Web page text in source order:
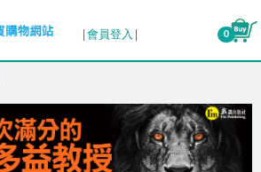
排序
出版日期 (舊→新)
會員登入 0